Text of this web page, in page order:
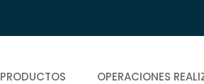
PRODUCTOS OPERACIONES